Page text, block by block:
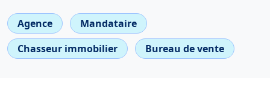
Agence
Mandataire
Chasseur immobilier
Bureau de vente